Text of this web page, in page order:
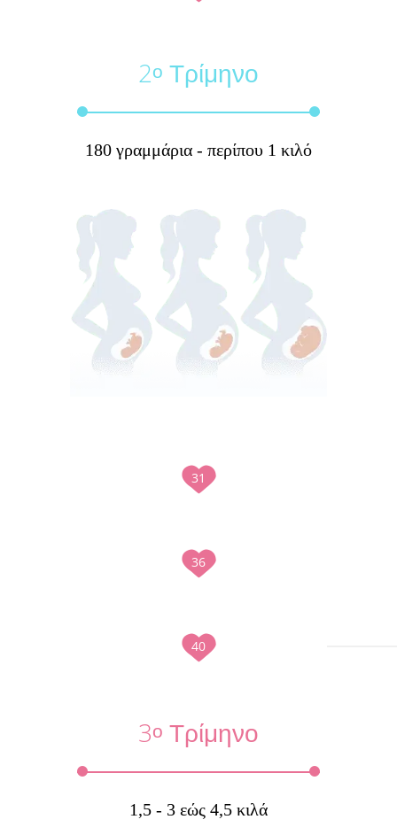
2ο Τρίμηνο
180 γραμμάρια - περίπου 1 κιλό
31
36
40
3ο Τρίμηνο
1,5 - 3 εώς 4,5 κιλά